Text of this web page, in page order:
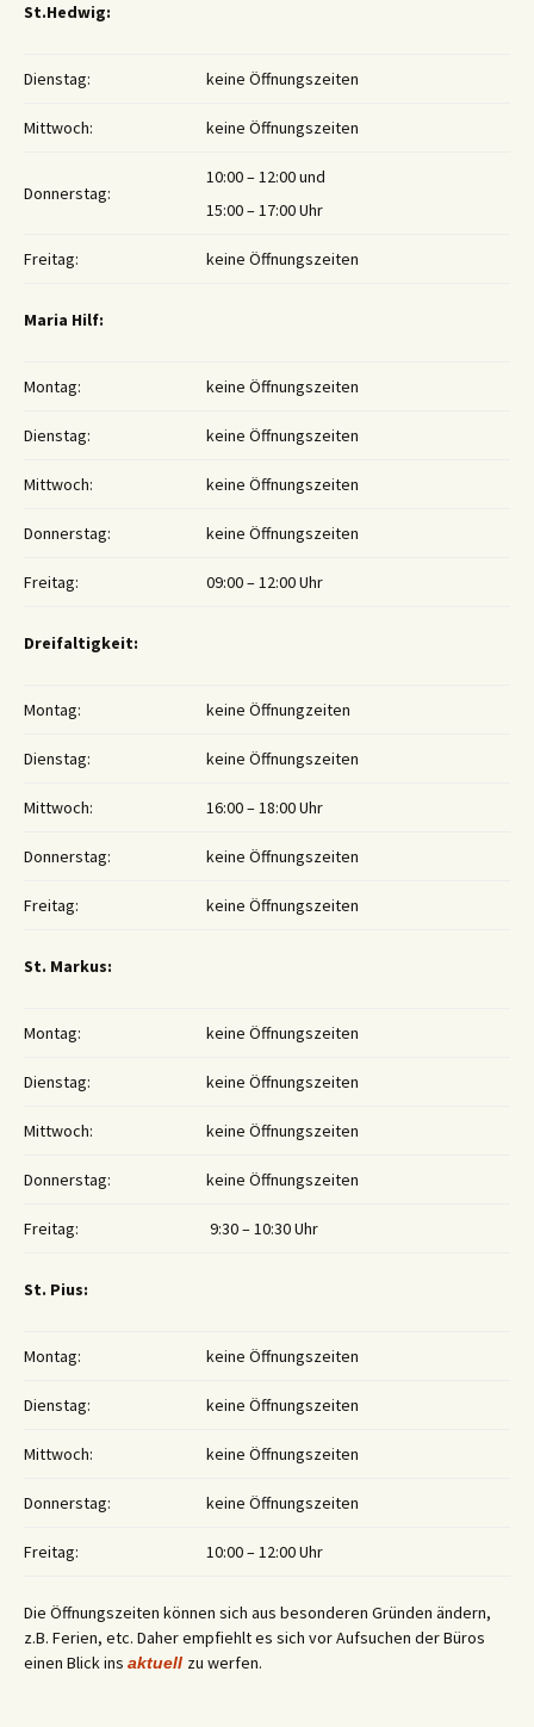
St.Hedwig:
Dienstag: keine Öffnungszeiten
Mittwoch: keine Öffnungszeiten
Donnerstag:
10:00 – 12:00 und
15:00 – 17:00 Uhr
Freitag: keine Öffnungszeiten
Maria Hilf:
Montag: keine Öffnungszeiten
Dienstag: keine Öffnungszeiten
Mittwoch: keine Öffnungszeiten
Donnerstag: keine Öffnungszeiten
Freitag: 09:00 – 12:00 Uhr
Dreifaltigkeit:
Montag: keine Öffnungzeiten
Dienstag: keine Öffnungszeiten
Mittwoch: 16:00 – 18:00 Uhr
Donnerstag: keine Öffnungszeiten
Freitag: keine Öffnungszeiten
St. Markus:
Montag: keine Öffnungszeiten
Dienstag: keine Öffnungszeiten
Mittwoch: keine Öffnungszeiten
Donnerstag: keine Öffnungszeiten
Freitag: 9:30 – 10:30 Uhr
St. Pius:
Montag: keine Öffnungszeiten
Dienstag: keine Öffnungszeiten
Mittwoch: keine Öffnungszeiten
Donnerstag: keine Öffnungszeiten
Freitag: 10:00 – 12:00 Uhr
Die Öffnungszeiten können sich aus besonderen Gründen ändern,
z.B. Ferien, etc. Daher empfiehlt es sich vor Aufsuchen der Büros
einen Blick ins aktuell zu werfen.